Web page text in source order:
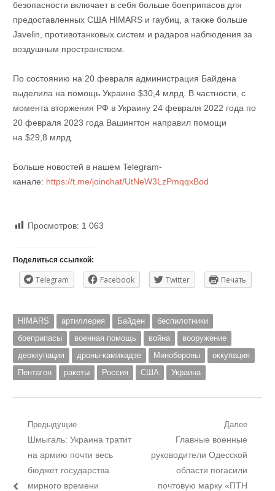
безопасности включает в себя больше боеприпасов для
предоставленных США HIMARS и гаубиц, а также больше
Javelin, противотанковых систем и радаров наблюдения за
воздушным пространством.
По состоянию на 20 февраля администрация Байдена
выделила на помощь Украине $30,4 млрд. В частности, с
момента вторжения РФ в Украину 24 февраля 2022 года по
20 февраля 2023 года Вашингтон направил помощи
на $29,8 млрд.
Больше новостей в нашем Telegram-
канале: https://t.me/joinchat/UtNeW3LzPmqqxBod
Просмотров: 1 063
Поделиться ссылкой:
Telegram Facebook Twitter Печать
HIMARS артиллерия Байден
беспилотники
боеприпасы
военная помощь война
вооружение
деоккупация
дроны-камикадзе Минобороны
оккупация
Пентагон
ракеты Россия США Украина
Навигация
записям
Предыдущие
Предыдущий
пост:
Шмыгаль: Украина тратит
на армию почти весь
бюджет государства
мирного времени
Далее
Следующий
пост:
Главные военные
руководители Одесской
области погасили
почтовую марку «ПТН